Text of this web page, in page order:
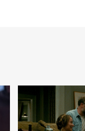
Musikfilm
FSK 16